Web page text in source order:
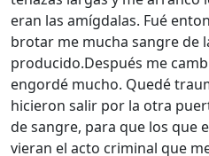
eran las amígdalas. Fué
brotar me mucha sangre de
producido.Después me
engordé mucho. Quedé
hicieron salir por la otra
de sangre, para que los que
vieran el acto criminal que